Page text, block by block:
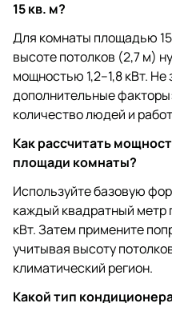
15 кв. м?
Для комнаты площадью
высоте потолков (2,7 м)
мощностью 1,2–1,8 кВт. Не
дополнительные
количество людей и
Как рассчитать
площади комнаты?
Используйте базовую
каждый квадратный метр
кВт. Затем примените
учитывая высоту
климатический регион.
Какой тип